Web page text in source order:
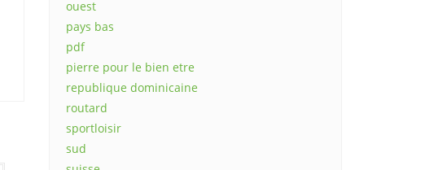
ouest
pays bas
pdf
pierre pour le bien etre
republique dominicaine
routard
sportloisir
sud